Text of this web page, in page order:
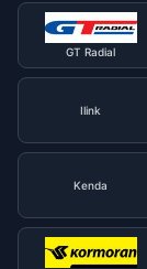
GT Radial
Ilink
Kenda